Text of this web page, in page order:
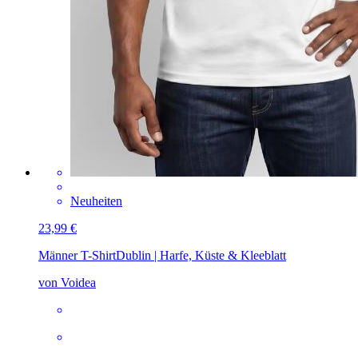
Neuheiten
23,99 €
Männer T-ShirtDublin | Harfe, Küste & Kleeblatt
von Voidea